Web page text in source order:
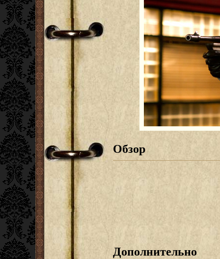
Обзор
Дополнительно